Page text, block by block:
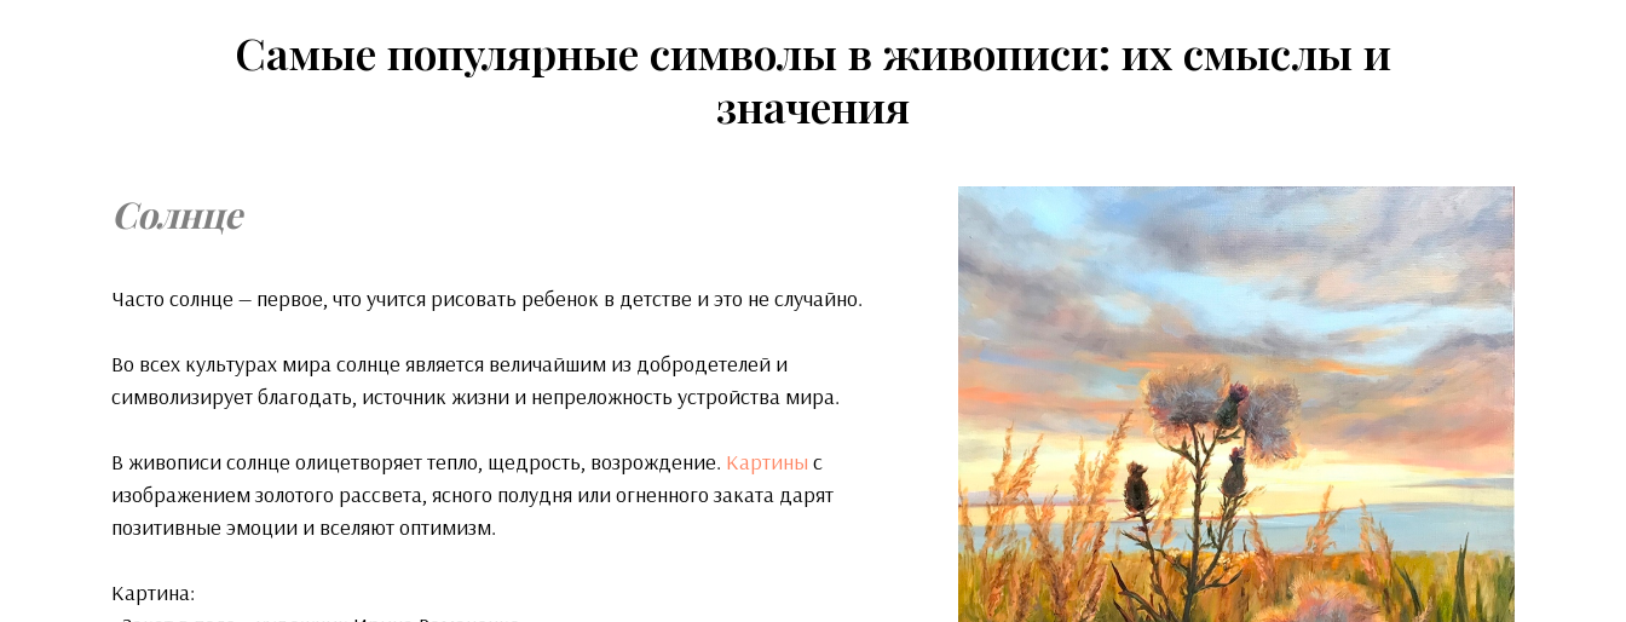
Самые популярные символы в живописи: их смыслы и
значения
Солнце
Часто солнце — первое, что учится рисовать ребенок в детстве и это не случайно.
Во всех культурах мира солнце является величайшим из добродетелей и
символизирует благодать, источник жизни и непреложность устройства мира.
В живописи солнце олицетворяет тепло, щедрость, возрождение. Картины с
изображением золотого рассвета, ясного полудня или огненного заката дарят
позитивные эмоции и вселяют оптимизм.
Картина: